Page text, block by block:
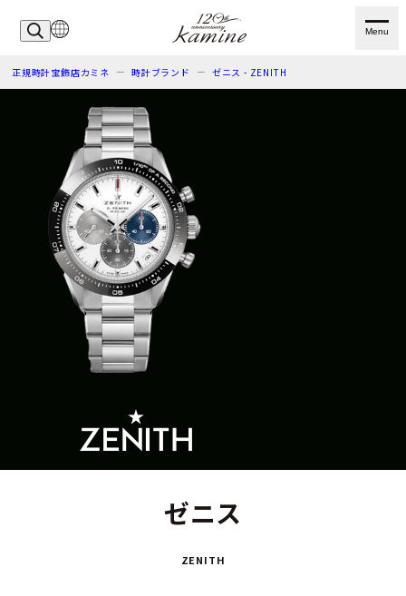
Menu
正規時計宝飾店カミネ 時計ブランド ゼニス - ZENITH
ゼニス
ZENITH